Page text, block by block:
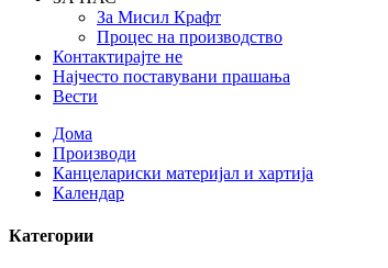
За Мисил Крафт
Процес на производство
Контактирајте не
Најчесто поставувани прашања
Вести
Дома
Производи
Канцелариски материјал и хартија
Календар
Категории